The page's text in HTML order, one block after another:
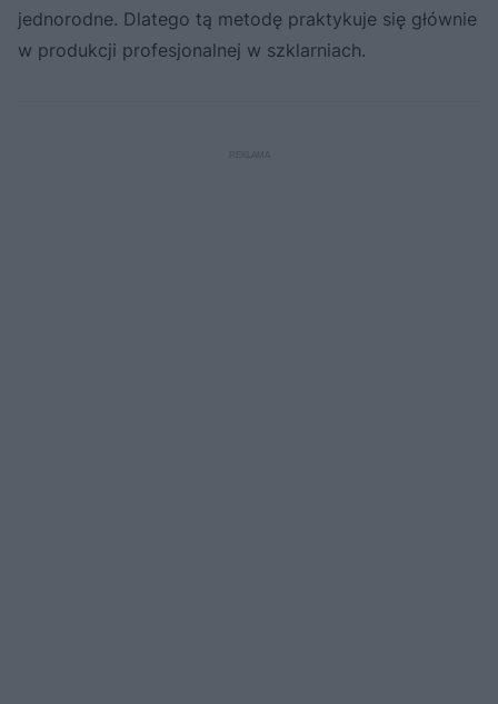
jednorodne. Dlatego tą metodę praktykuje się głównie
w produkcji profesjonalnej w szklarniach.